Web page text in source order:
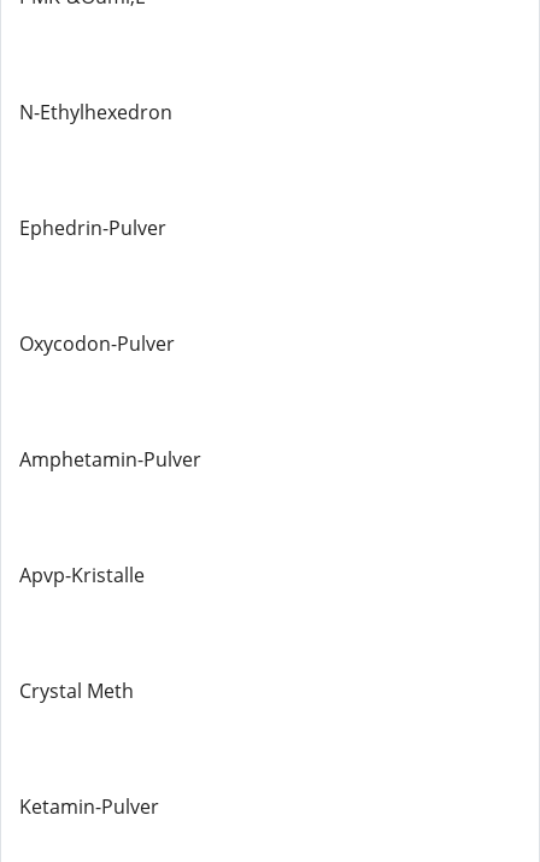
N-Ethylhexedron
Ephedrin-Pulver
Oxycodon-Pulver
Amphetamin-Pulver
Apvp-Kristalle
Crystal Meth
Ketamin-Pulver